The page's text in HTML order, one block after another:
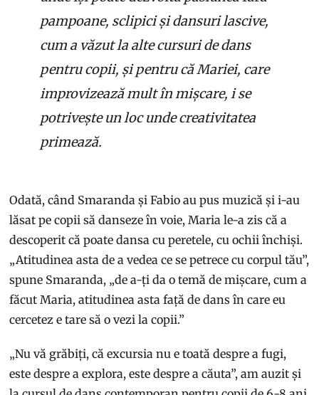
pampoane, sclipici și dansuri lascive,
cum a văzut la alte cursuri de dans
pentru copii, și pentru că Mariei, care
improvizează mult în mișcare, i se
potrivește un loc unde creativitatea
primează.
Odată, când Smaranda și Fabio au pus muzică și i-au
lăsat pe copii să danseze în voie, Maria le-a zis că a
descoperit că poate dansa cu peretele, cu ochii închiși.
„Atitudinea asta de a vedea ce se petrece cu corpul tău”,
spune Smaranda, „de a-ți da o temă de mișcare, cum a
făcut Maria, atitudinea asta față de dans în care eu
cercetez e tare să o vezi la copii.”
„Nu vă grăbiți, că excursia nu e toată despre a fugi,
este despre a explora, este despre a căuta”, am auzit și